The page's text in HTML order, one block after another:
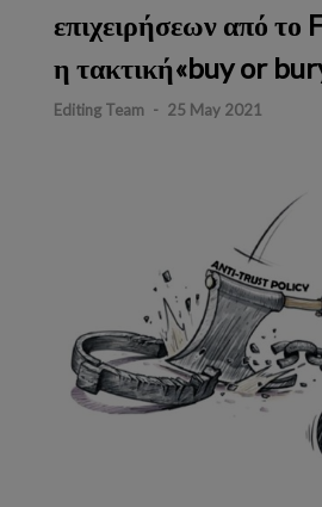
επιχειρήσεων από το
η τακτική«buy or
Editing Team - 25 May 2021